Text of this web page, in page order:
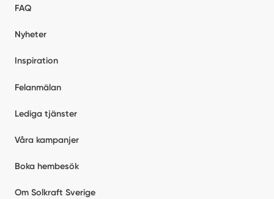
FAQ
Nyheter
Inspiration
Felanmälan
Lediga tjänster
Våra kampanjer
Boka hembesök
Om Solkraft Sverige